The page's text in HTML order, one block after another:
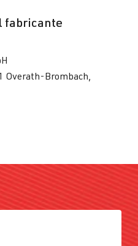
fabricante
Overath-Brombach,